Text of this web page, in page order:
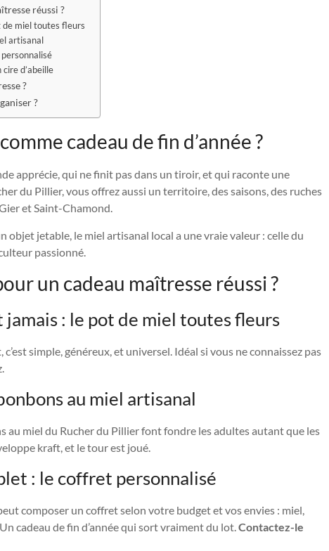
réussi ?
de miel toutes fleurs
artisanal
d’abeille
?
?
cadeau de fin d’année ?
apprécie, qui ne finit pas dans un tiroir, et qui raconte une
du Pillier, vous offrez aussi un territoire, des saisons, des ruches
et Saint-Chamond.
objet jetable, le miel artisanal local a une vraie valeur : celle du
passionné.
un cadeau maîtresse réussi ?
jamais : le pot de miel toutes fleurs
simple, généreux, et universel. Idéal si vous ne connaissez pas
au miel artisanal
au miel du Rucher du Pillier font fondre les adultes autant que les
kraft, et le tour est joué.
: le coffret personnalisé
composer un coffret selon votre budget et vos envies : miel,
cadeau de fin d’année qui sort vraiment du lot.Contactez-le